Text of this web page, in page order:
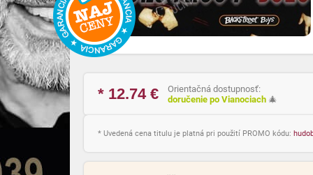
* 12.74€
Orientačná dostupnosť:
doručenie po Vianociach 🎄
* Uvedená cena titulu je platná pri použití PROMO kódu: